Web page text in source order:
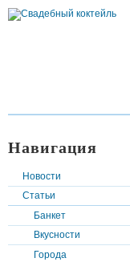
Навигация
Новости
Статьи
Банкет
Вкусности
Города